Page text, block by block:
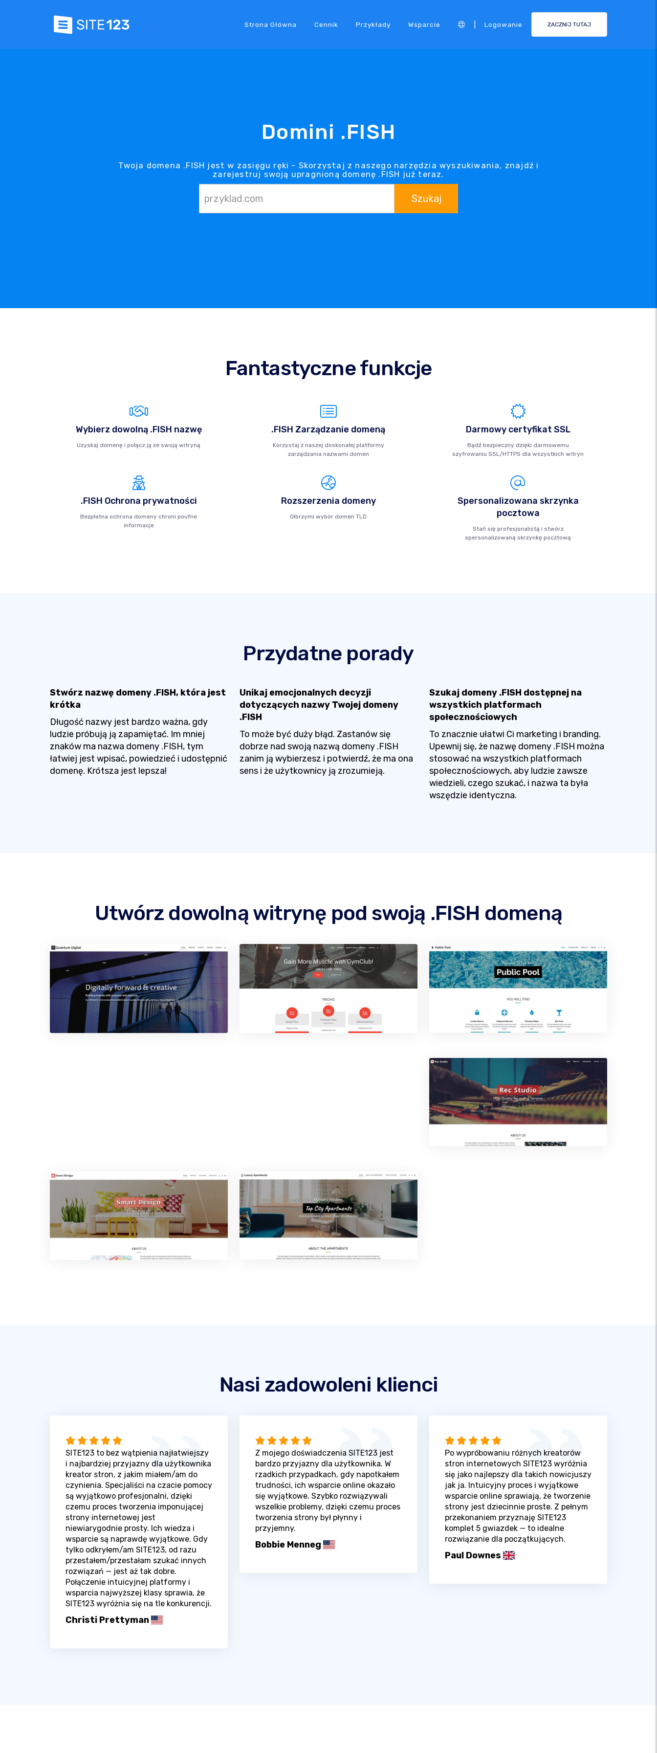
Strona Główna Cennik Przykłady Wsparcie Logowanie ZACZNIJ TUTAJ
Domini .FISH
Twoja domena .FISH jest w zasięgu ręki - Skorzystaj z naszego narzędzia wyszukiwania, znajdź i
zarejestruj swoją upragnioną domenę .FISH już teraz.
Szukaj
Fantastyczne funkcje
Wybierz dowolną .FISH nazwę
Uzyskaj domenę i połącz ją ze swoją witryną
.FISH Zarządzanie domeną
Korzystaj z naszej doskonałej platformy
zarządzania nazwami domen
Darmowy certyfikat SSL
Bądź bezpieczny dzięki darmowemu
szyfrowaniu SSL/HTTPS dla wszystkich witryn
.FISH Ochrona prywatności
Bezpłatna ochrona domeny chroni poufne
informacje
Rozszerzenia domeny
Olbrzymi wybór domen TLD
Spersonalizowana skrzynka
pocztowa
Stań się profesjonalistą i stwórz
spersonalizowaną skrzynkę pocztową
Przydatne porady
Stwórz nazwę domeny .FISH, która jest
krótka
Długość nazwy jest bardzo ważna, gdy
ludzie próbują ją zapamiętać. Im mniej
znaków ma nazwa domeny .FISH, tym
łatwiej jest wpisać, powiedzieć i udostępnić
domenę. Krótsza jest lepsza!
Unikaj emocjonalnych decyzji
dotyczących nazwy Twojej domeny
.FISH
To może być duży błąd. Zastanów się
dobrze nad swoją nazwą domeny .FISH
zanim ją wybierzesz i potwierdź, że ma ona
sens i że użytkownicy ją zrozumieją.
Szukaj domeny .FISH dostępnej na
wszystkich platformach
społecznościowych
To znacznie ułatwi Ci marketing i branding.
Upewnij się, że nazwę domeny .FISH można
stosować na wszystkich platformach
społecznościowych, aby ludzie zawsze
wiedzieli, czego szukać, i nazwa ta była
wszędzie identyczna.
Utwórz dowolną witrynę pod swoją .FISH domeną
Nasi zadowoleni klienci
SITE123 to bez wątpienia najłatwiejszy
i najbardziej przyjazny dla użytkownika
kreator stron, z jakim miałem/am do
czynienia. Specjaliści na czacie pomocy
są wyjątkowo profesjonalni, dzięki
czemu proces tworzenia imponującej
strony internetowej jest
niewiarygodnie prosty. Ich wiedza i
wsparcie są naprawdę wyjątkowe. Gdy
tylko odkryłem/am SITE123, od razu
przestałem/przestałam szukać innych
rozwiązań — jest aż tak dobre.
Połączenie intuicyjnej platformy i
wsparcia najwyższej klasy sprawia, że
SITE123 wyróżnia się na tle konkurencji.
Christi Prettyman
Z mojego doświadczenia SITE123 jest
bardzo przyjazny dla użytkownika. W
rzadkich przypadkach, gdy napotkałem
trudności, ich wsparcie online okazało
się wyjątkowe. Szybko rozwiązywali
wszelkie problemy, dzięki czemu proces
tworzenia strony był płynny i
przyjemny.
Bobbie Menneg
Po wypróbowaniu różnych kreatorów
stron internetowych SITE123 wyróżnia
się jako najlepszy dla takich nowicjuszy
jak ja. Intuicyjny proces i wyjątkowe
wsparcie online sprawiają, że tworzenie
strony jest dziecinnie proste. Z pełnym
przekonaniem przyznaję SITE123
komplet 5 gwiazdek — to idealne
rozwiązanie dla początkujących.
Paul Downes